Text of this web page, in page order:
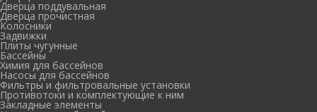
Дверца поддувальная
Дверца прочистная
Колосники
Задвижки
Плиты чугунные
Бассейны
Химия для бассейнов
Насосы для бассейнов
Фильтры и фильтровальные установки
Противотоки и комплектующие к ним
Закладные элементы